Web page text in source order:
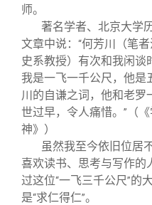
师。
著名学者、北京大学
文章中说： “何芳川（笔
史系教授）有次和我闲谈
我是一飞一千公尺，他是
川的自谦之词，他和老罗
世过早，令人痛惜。 ”
（
神》）
虽然我至今依旧位居
喜欢读书、思考与写作的
过这位“一飞三千公尺”的
是“求仁得仁”。